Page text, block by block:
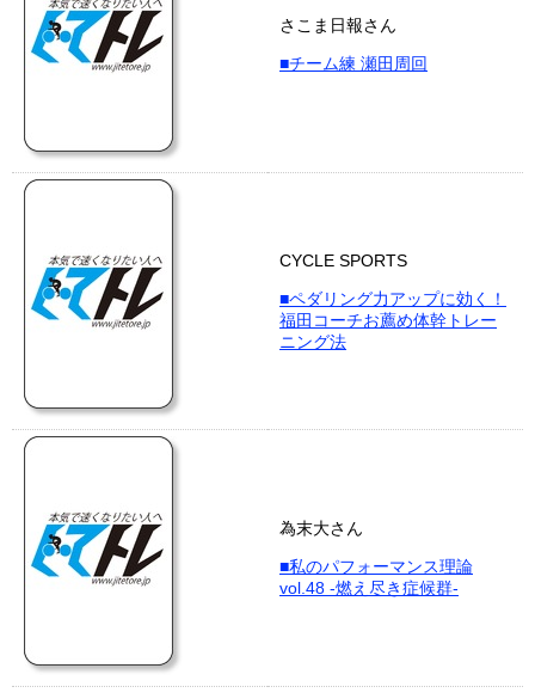
さこま日報さん
■チーム練 瀬田周回
CYCLE SPORTS
■ペダリング力アップに効く！
福田コーチお薦め体幹トレー
ニング法
為末大さん
■私のパフォーマンス理論
vol.48 -燃え尽き症候群-